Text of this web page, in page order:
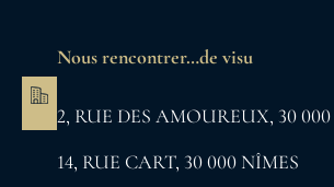
Nous rencontrer…de visu
2, RUE DES AMOUREUX, 30
14, RUE CART, 30 000 NÎMES